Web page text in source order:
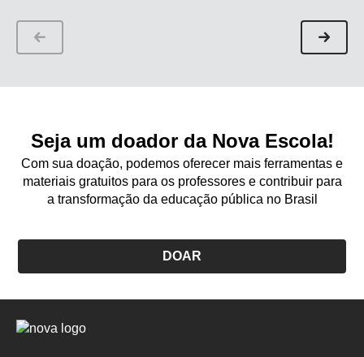
Seja um doador da Nova Escola!
Com sua doação, podemos oferecer mais ferramentas e
materiais gratuitos para os professores e contribuir para
a transformação da educação pública no Brasil
DOAR
Logo